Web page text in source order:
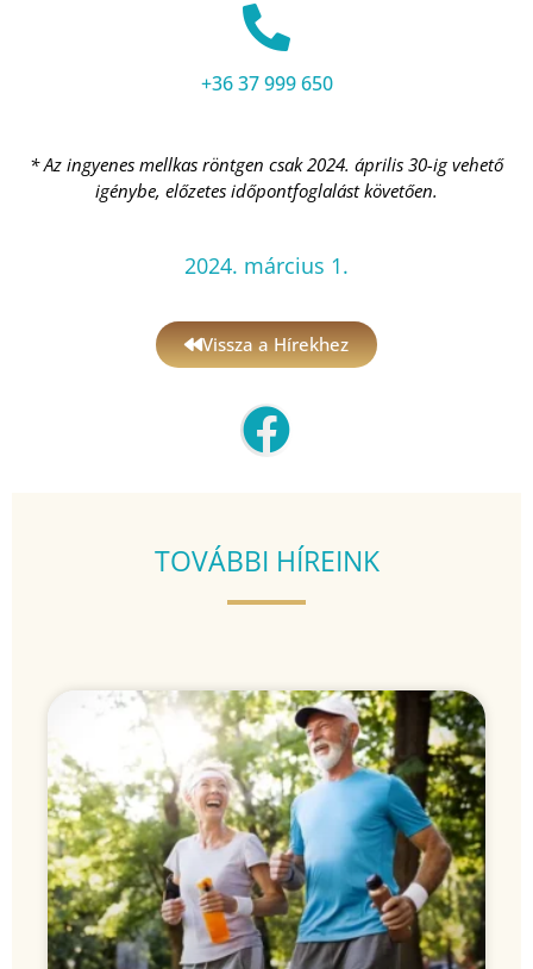
+36 37 999 650
* Az ingyenes mellkas röntgen csak 2024. április 30-ig vehető
igénybe, előzetes időpontfoglalást követően.
2024. március 1.
Vissza a Hírekhez
TOVÁBBI HÍREINK